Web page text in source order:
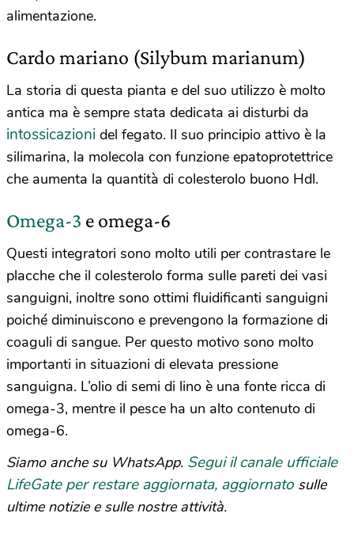
alimentazione.
Cardo mariano (Silybum marianum)
La storia di questa pianta e del suo utilizzo è molto
antica ma è sempre stata dedicata ai disturbi da
intossicazioni del fegato. Il suo principio attivo è la
silimarina, la molecola con funzione epatoprotettrice
che aumenta la quantità di colesterolo buono Hdl.
Omega-3 e omega-6
Questi integratori sono molto utili per contrastare le
placche che il colesterolo forma sulle pareti dei vasi
sanguigni, inoltre sono ottimi fluidificanti sanguigni
poiché diminuiscono e prevengono la formazione di
coaguli di sangue. Per questo motivo sono molto
importanti in situazioni di elevata pressione
sanguigna. L’olio di semi di lino è una fonte ricca di
omega-3, mentre il pesce ha un alto contenuto di
omega-6.
Siamo anche su WhatsApp. Segui il canale ufficiale
LifeGate per restare aggiornata, aggiornato sulle
ultime notizie e sulle nostre attività.